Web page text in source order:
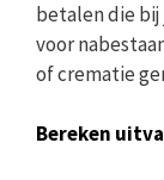
betalen die bij
voor
of crematie
Bereken